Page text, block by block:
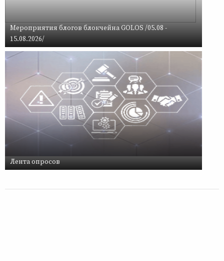
Мероприятия блогов блокчейна GOLOS /05.08 -
15.08.2026/
Лента опросов